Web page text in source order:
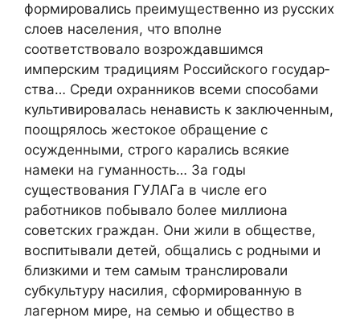
формировались преимуществен­но из русских
слоев населения, что вполне
соответствовало возрождавшимся
имперским традициям Российского государ­
ства… Среди охранников всеми способами
культивировалась ненависть к заключенным,
поощрялось жестокое обращение с
осужденными, строго карались всякие
намеки на гуманность… За годы
существования ГУЛАГа в числе его
работников побывало более миллиона
советских граждан. Они жили в обществе,
воспитывали де­тей, общались с родными и
близкими и тем самым трансли­ровали
субкультуру насилия, сформированную в
лагерном мире, на семью и общество в